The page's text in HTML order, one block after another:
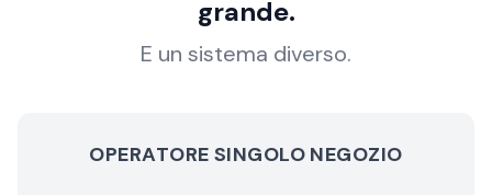
grande.
E un sistema diverso.
OPERATORE SINGOLO NEGOZIO